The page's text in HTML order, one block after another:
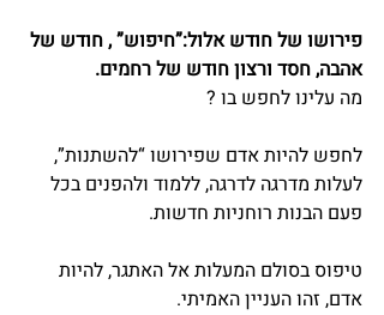
פירושו של חודש אלול:”חיפוש” , חודש של
אהבה, חסד ורצון חודש של רחמים.
מה עלינו לחפש בו ?
לחפש להיות אדם שפירושו “להשתנות”,
לעלות מדרגה לדרגה, ללמוד ולהפנים בכל
פעם הבנות רוחניות חדשות.
טיפוס בסולם המעלות אל האתגר, להיות
אדם, זהו העניין האמיתי.